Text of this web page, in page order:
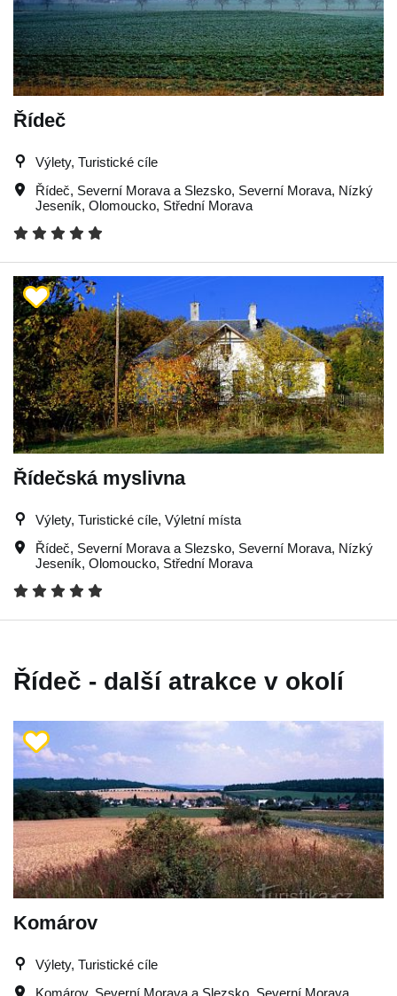
Řídeč
Výlety, Turistické cíle
Řídeč, Severní Morava a Slezsko, Severní Morava, Nízký
Jeseník, Olomoucko, Střední Morava
Řídečská myslivna
Výlety, Turistické cíle, Výletní místa
Řídeč, Severní Morava a Slezsko, Severní Morava, Nízký
Jeseník, Olomoucko, Střední Morava
Řídeč - další atrakce v okolí
Komárov
Výlety, Turistické cíle
Komárov, Severní Morava a Slezsko Severní Morava